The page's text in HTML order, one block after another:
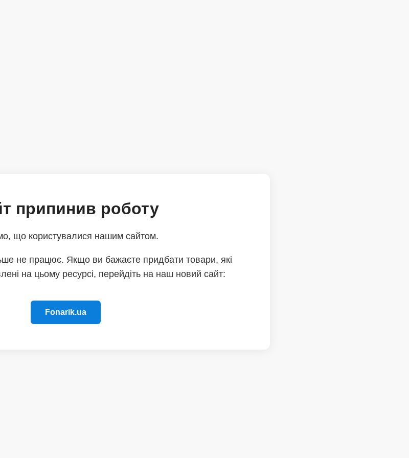
припинив роботу
що користувалися нашим сайтом.
не працює. Якщо ви бажаєте придбати товари, які
на цьому ресурсі, перейдіть на наш новий сайт:
Fonarik.ua